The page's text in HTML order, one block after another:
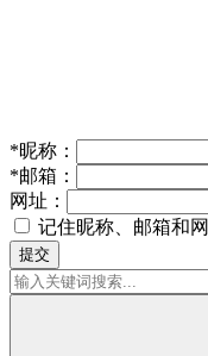
*昵称：
*邮箱：
网址：
记住昵称、邮箱和
提交